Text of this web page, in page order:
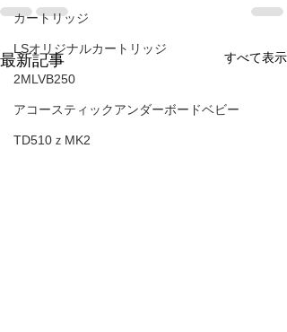
カートリッジ
LSオリジナルカートリッジ
2MLVB250
アコースティックアンダーボードベビー
TD510ｚMK2
最新記事 すべて表示